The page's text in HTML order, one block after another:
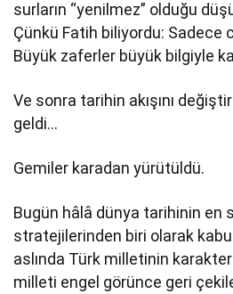
surların “yenilmez” olduğu
Çünkü Fatih biliyordu: Sadece
Büyük zaferler büyük bilgiyle
Ve sonra tarihin akışını
geldi…
Gemiler karadan yürütüldü.
Bugün hâlâ dünya tarihinin en
stratejilerinden biri olarak
aslında Türk milletinin
milleti engel görünce geri